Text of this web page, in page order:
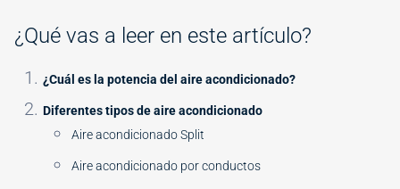
¿Qué vas a leer en este artículo?
¿Cuál es la potencia del aire acondicionado?
Diferentes tipos de aire acondicionado
Aire acondicionado Split
Aire acondicionado por conductos